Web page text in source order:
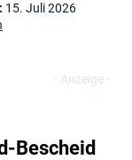
15. Juli 2026
Bescheid